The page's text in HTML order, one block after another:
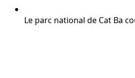
Le parc national de Cat Ba